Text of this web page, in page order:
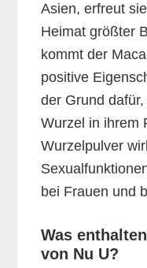
Asien, erfreut
Heimat größter
kommt der
positive
der Grund
Wurzel in ihrem
Wurzelpulver
bei Frauen und
Was
von Nu U?